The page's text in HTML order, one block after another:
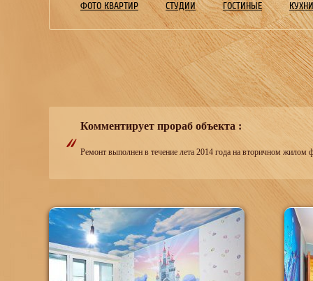
ФОТО КВАРТИР СТУДИИ ГОСТИНЫЕ КУХНИ
Комментирует прораб объекта :
Ремонт выполнен в течение лета 2014 года на вторичном